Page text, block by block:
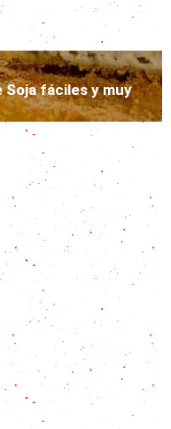
qué deberías
Soja fáciles y muy